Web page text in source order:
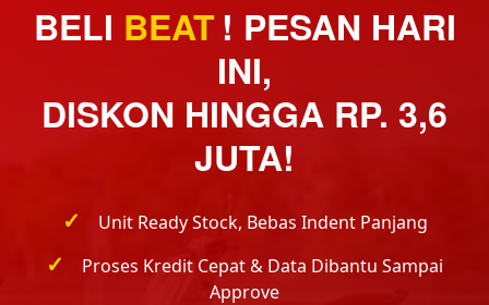
BELI BEAT |! PESAN HARI
INI,
DISKON HINGGA RP. 3,6
JUTA!
✓ Unit Ready Stock, Bebas Indent Panjang
✓
Proses Kredit Cepat & Data Dibantu Sampai
Approve